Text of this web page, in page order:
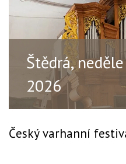
Štědrá,
2026
Český varhanní